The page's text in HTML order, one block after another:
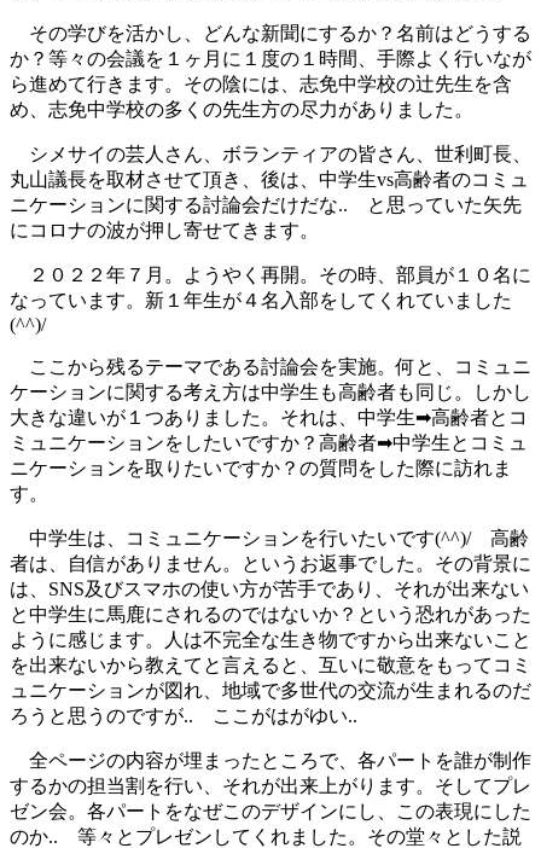
その学びを活かし、どんな新聞にするか？名前はどうする
か？等々の会議を１ヶ月に１度の１時間、手際よく行いなが
ら進めて行きます。その陰には、志免中学校の辻先生を含
め、志免中学校の多くの先生方の尽力がありました。
シメサイの芸人さん、ボランティアの皆さん、世利町長、
丸山議長を取材させて頂き、後は、中学生vs高齢者のコミュ
ニケーションに関する討論会だけだな.. と思っていた矢先
にコロナの波が押し寄せてきます。
２０２２年７月。ようやく再開。その時、部員が１０名に
なっています。新１年生が４名入部をしてくれていました
(^^)/
ここから残るテーマである討論会を実施。何と、コミュニ
ケーションに関する考え方は中学生も高齢者も同じ。しかし
大きな違いが１つありました。それは、中学生➡高齢者とコ
ミュニケーションをしたいですか？高齢者➡中学生とコミュ
ニケーションを取りたいですか？の質問をした際に訪れま
す。
中学生は、コミュニケーションを行いたいです(^^)/ 高齢
者は、自信がありません。というお返事でした。その背景に
は、SNS及びスマホの使い方が苦手であり、それが出来ない
と中学生に馬鹿にされるのではないか？という恐れがあった
ように感じます。人は不完全な生き物ですから出来ないこと
を出来ないから教えてと言えると、互いに敬意をもってコミ
ュニケーションが図れ、地域で多世代の交流が生まれるのだ
ろうと思うのですが.. ここがはがゆい..
全ページの内容が埋まったところで、各パートを誰が制作
するかの担当割を行い、それが出来上がります。そしてプレ
ゼン会。各パートをなぜこのデザインにし、この表現にした
のか.. 等々とプレゼンしてくれました。その堂々とした説